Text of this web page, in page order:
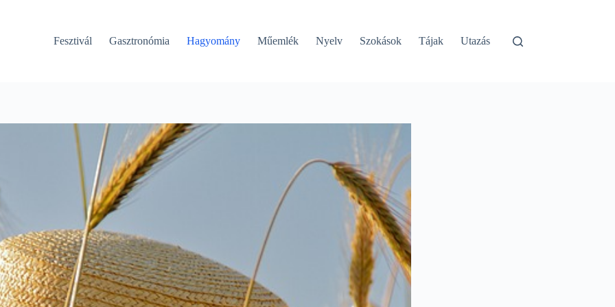
Fesztivál Gasztronómia Hagyomány Műemlék Nyelv Szokások Tájak Utazás